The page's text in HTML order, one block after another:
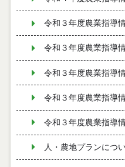
令和３年度農業指導
令和３年度農業指導
令和３年度農業指導
令和３年度農業指導
令和３年度農業指導
人・農地プランにつ